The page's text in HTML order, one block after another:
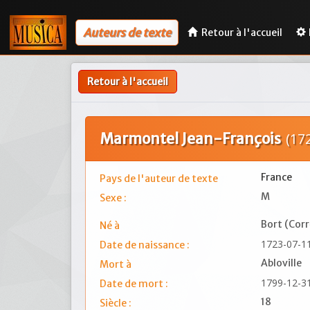
Auteurs de texte Retour à l'accueil
Retour à l'accueil
Marmontel Jean-François
Pays de l'auteur de texte
France
Sexe :
M
Né à
Bort
Date de naissance :
1723-07-11
Mort à
Abloville
Date de mort :
1799-12-31
Siècle : 18